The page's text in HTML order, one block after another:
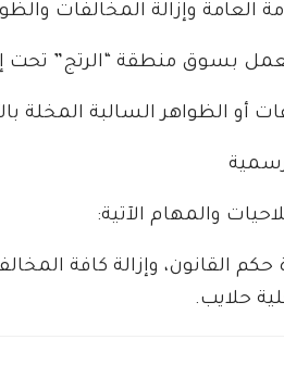
وإزالة المخالفات
بسوق منطقة “الرتج” تحت
أو الظواهر السالبة المخلة
والمهام الآتية:
القانون، وإزالة كافة
حلايب.